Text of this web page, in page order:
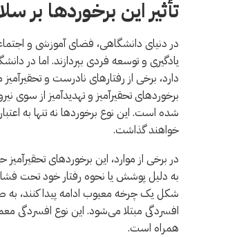
تأثیر این برخوردها بر
در دنیای دانشگاهی، فضای آموزشی و
یادگیری و توسعه فردی بپردازند. اما در
دارد، برخی از رفتارهای نادرست و
برخوردهای تحقیرآمیز و تهدیدآمیز از
شده است. این نوع برخوردها نه تنها به
خواهند گذاشت.
در برخی از موارد، این برخوردهای
به دلیل پوشش یا نحوه رفتار خود تحت
شکل یک چرخه معیوب ادامه پیدا کنند، به
افسردگی مبتلا می‌شود. این نوع افسردگی
همراه است.